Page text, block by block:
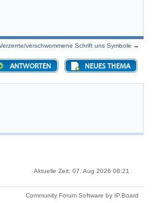
verschwommene Schrift uns Symbole →
NEUES THEMA
ANTWORTEN
Aktuelle Zeit: 07. Aug 2026 08:21
Community Forum Software by IP.Board